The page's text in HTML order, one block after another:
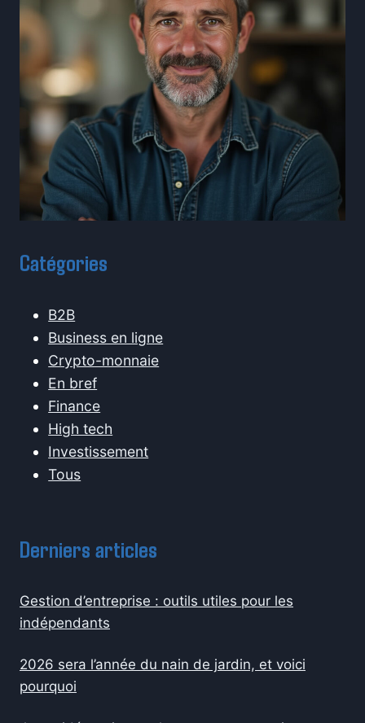
Catégories
B2B
Business en ligne
Crypto-monnaie
En bref
Finance
High tech
Investissement
Tous
Derniers articles
Gestion d’entreprise : outils utiles pour les
indépendants
2026 sera l’année du nain de jardin, et voici
pourquoi